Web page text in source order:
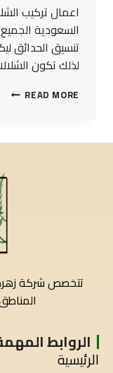
اعمال تركيب
السعودية
تنسيق الحدائق
لذلك تكون
READ MORE
تتخصص شركة
الروابط
الرئيسية